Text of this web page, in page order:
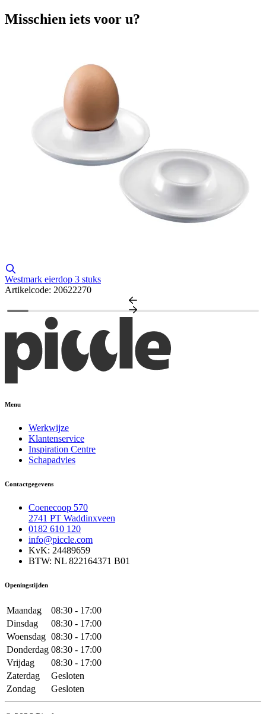
Misschien iets voor u?
Westmark eierdop 3 stuks
Artikelcode: 20622270
Menu
Werkwijze
Klantenservice
Inspiration Centre
Schapadvies
Contactgegevens
Coenecoop 570
2741 PT Waddinxveen
0182 610 120
info@piccle.com
KvK: 24489659
BTW: NL 822164371 B01
Openingstijden
Maandag
08:30 - 17:00
Dinsdag
08:30 - 17:00
Woensdag 08:30 - 17:00
Donderdag 08:30 - 17:00
Vrijdag
08:30 - 17:00
Zaterdag
Gesloten
Zondag
Gesloten